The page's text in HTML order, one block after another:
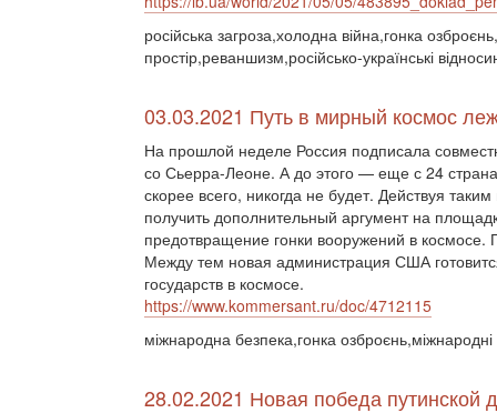
російська загроза,холодна війна,гонка
простір,реваншизм,російсько-українські
03.03.2021 Путь в мирный космос
На прошлой неделе Россия подписала
со Сьерра-Леоне. А до этого — еще с 24
скорее всего, никогда не будет. Действуя
получить дополнительный аргумент на
предотвращение гонки вооружений в космосе.
Между тем новая администрация США
государств в космосе.
https://www.kommersant.ru/doc/4712115
міжнародна безпека,гонка озброєнь,міжнародні
28.02.2021 Новая победа путинской